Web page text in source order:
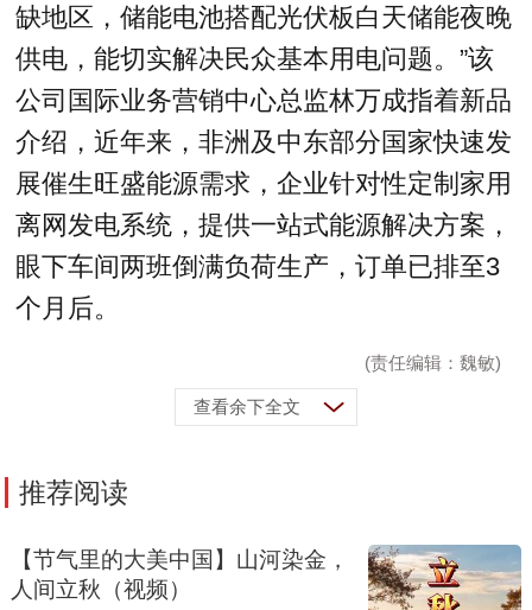
缺地区，储能电池搭配光伏板白天储能夜晚
供电，能切实解决民众基本用电问题。”该
公司国际业务营销中心总监林万成指着新品
介绍，近年来，非洲及中东部分国家快速发
展催生旺盛能源需求，企业针对性定制家用
离网发电系统，提供一站式能源解决方案，
眼下车间两班倒满负荷生产，订单已排至3
个月后。
(责任编辑：魏敏)
查看余下全文
推荐阅读
【节气里的大美中国】山河染金，
人间立秋（视频）